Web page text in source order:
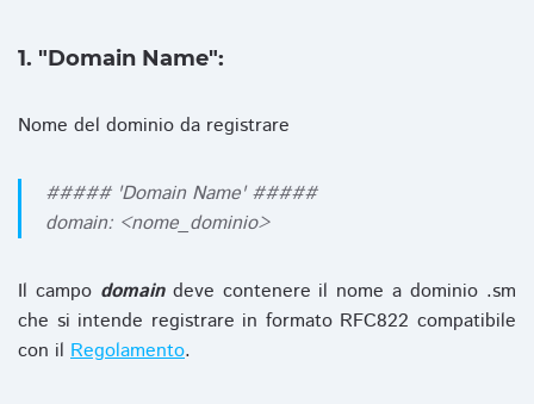
1. "Domain Name":
Nome del dominio da registrare
##### 'Domain Name' #####
domain: <nome_dominio>
Il campo domaindeve contenere il nome a dominio .sm
che si intende registrare in formato RFC822 compatibile
con il Regolamento.